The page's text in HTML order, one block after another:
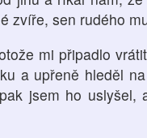
zvíře, sen rudého
mi připadlo
a upřeně hleděl
jsem ho uslyšel,